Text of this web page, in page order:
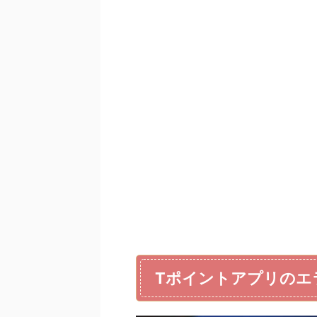
Tポイントアプリのエ